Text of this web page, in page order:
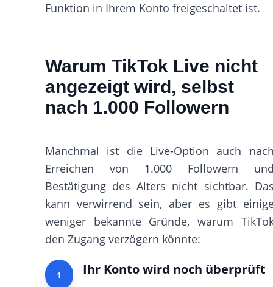
Funktion in Ihrem Konto freigeschaltet ist.
Warum TikTok Live nicht
angezeigt wird, selbst
nach 1.000 Followern
Manchmal ist die Live-Option auch
Erreichen von 1.000 Followern
Bestätigung des Alters nicht sichtbar.
kann verwirrend sein, aber es gibt
weniger bekannte Gründe, warum
den Zugang verzögern könnte:
1 Ihr Konto wird noch überprüft